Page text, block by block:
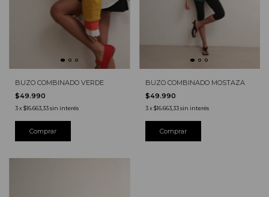
BUZO COMBINADO VERDE
$49.990
3x$16.663,33sin interés
BUZO COMBINADO MOSTAZA
$49.990
3 x$16.663,33 sin interés